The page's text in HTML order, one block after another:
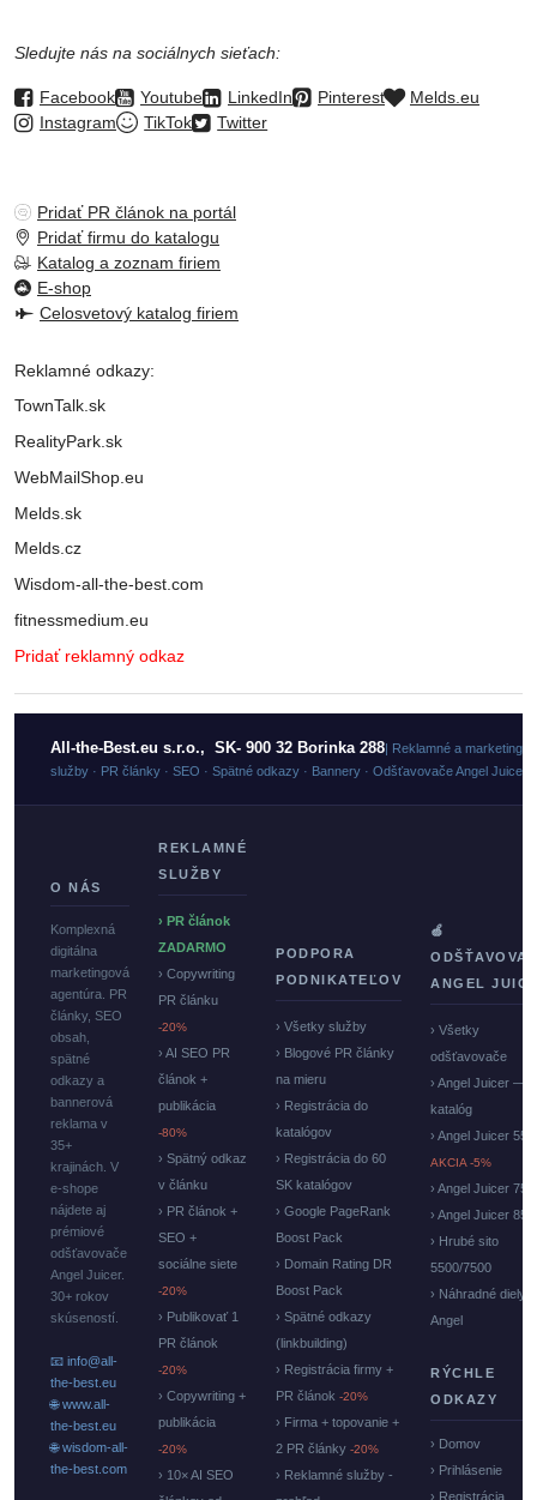
Sledujte nás na sociálnych sieťach:
Facebook Youtube LinkedIn Pinterest
Melds.eu
Instagram
TikTok Twitter
Pridať PR článok na portál
Pridať firmu do katalogu
Katalog a zoznam firiem
E-shop
Celosvetový katalog firiem
Reklamné odkazy:
TownTalk.sk
RealityPark.sk
WebMailShop.eu
Melds.sk
Melds.cz
Wisdom-all-the-best.com
fitnessmedium.eu
Pridať reklamný odkaz
All-the-Best.eu s.r.o., SK- 900 32 Borinka 288| Reklamné a
služby · PR články · SEO · Spätné odkazy · Bannery · Odšťavovače Angel Juicer
O NÁS
Komplexná
digitálna
marketingová
agentúra. PR
články, SEO
obsah,
spätné
odkazy a
bannerová
reklama v
35+
krajinách. V
e-shope
nájdete aj
prémiové
odšťavovače
Angel Juicer.
30+ rokov
skúseností.
📧 info@all-
the-best.eu
🌐 www.all-
the-best.eu
🌐 wisdom-all-
the-best.com
REKLAMNÉ
SLUŽBY
› PR článok
ZADARMO
› Copywriting
PR článku
-20%
› AI SEO PR
článok +
publikácia
-80%
› Spätný odkaz
v článku
› PR článok +
SEO +
sociálne siete
-20%
› Publikovať 1
PR článok
-20%
› Copywriting +
publikácia
-20%
› 10× AI SEO
PODPORA
PODNIKATEĽOV
› Všetky služby
› Blogové PR články
na mieru
› Registrácia do
katalógov
› Registrácia do 60
SK katalógov
› Google PageRank
Boost Pack
› Domain Rating DR
Boost Pack
› Spätné odkazy
(linkbuilding)
› Registrácia firmy +
PR článok -20%
› Firma + topovanie +
2 PR články -20%
› Reklamné služby -
🍏
ANGEL
› Všetky
odšťavovače
› Angel Juicer —
katalóg
› Angel Juicer
AKCIA -5%
› Angel Juicer
› Angel Juicer
› Hrubé sito
5500/7500
› Náhradné diely
Angel
RÝCHLE
ODKAZY
› Domov
› Prihlásenie
› Registrácia